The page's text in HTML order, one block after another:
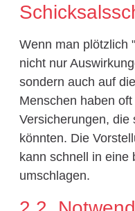
Wenn man plötzlich
nicht nur
sondern auch auf
Menschen haben
Versicherungen, die
könnten. Die
kann schnell in eine
umschlagen.